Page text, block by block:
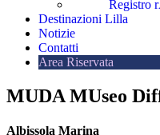
Registro
Destinazioni Lilla
Notizie
Contatti
Area Riservata
MUDA MUseo
Albissola Marina